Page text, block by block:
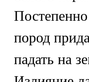
пород
падать на